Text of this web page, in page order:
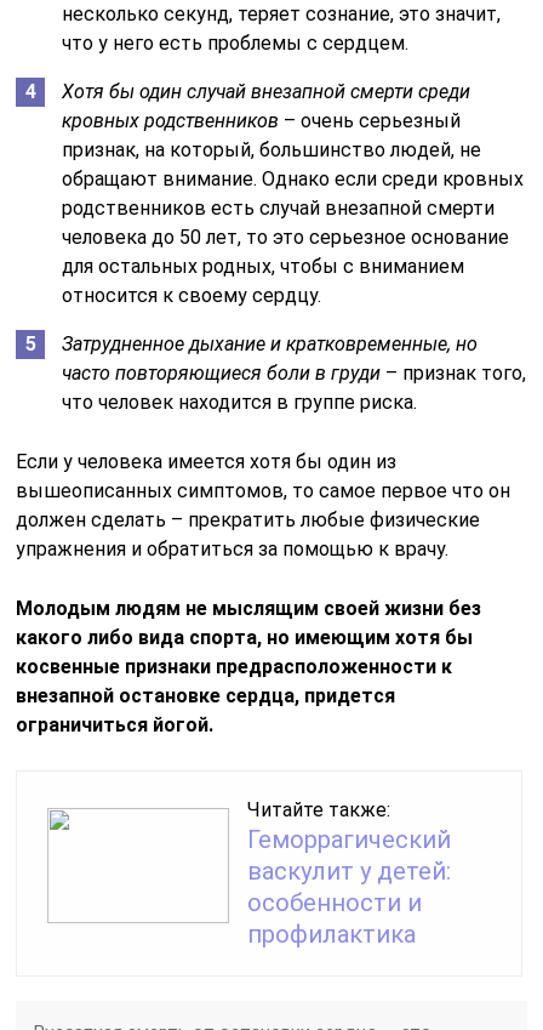
несколько секунд, теряет сознание, это значит,
что у него есть проблемы с сердцем.
Хотя бы один случай внезапной смерти среди
кровных родственников – очень серьезный
признак, на который, большинство людей, не
обращают внимание. Однако если среди кровных
родственников есть случай внезапной смерти
человека до 50 лет, то это серьезное основание
для остальных родных, чтобы с вниманием
относится к своему сердцу.
Затрудненное дыхание и кратковременные, но
часто повторяющиеся боли в груди – признак того,
что человек находится в группе риска.
Если у человека имеется хотя бы один из
вышеописанных симптомов, то самое первое что он
должен сделать – прекратить любые физические
упражнения и обратиться за помощью к врачу.
Молодым людям не мыслящим своей жизни без
какого либо вида спорта, но имеющим хотя бы
косвенные признаки предрасположенности к
внезапной остановке сердца, придется
ограничиться йогой.
Читайте также:
Геморрагический
васкулит у детей:
особенности и
профилактика